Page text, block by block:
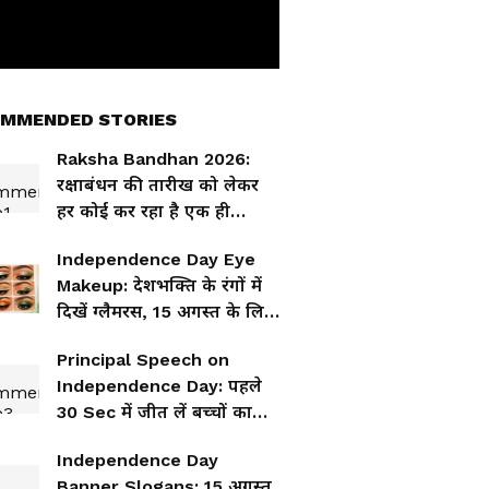
STORIES
Raksha Bandhan 2026:
रक्षाबंधन की तारीख को लेकर
हर कोई कर रहा है एक ही
लें सच
Independence Day Eye
Makeup: देशभक्ति के रंगों में
दिखें ग्लैमरस, 15 अगस्त के लिए
Principal Speech on
Independence Day: पहले
30 Sec में जीत लें बच्चों का
करें स्पीच की शुरुआत
Independence Day